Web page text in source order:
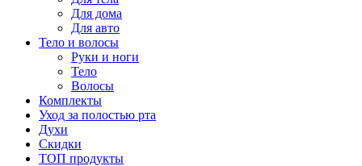
Для дома
Для авто
Тело и волосы
Руки и ноги
Тело
Волосы
Комплекты
Уход за полостью рта
Духи
Скидки
ТОП продукты